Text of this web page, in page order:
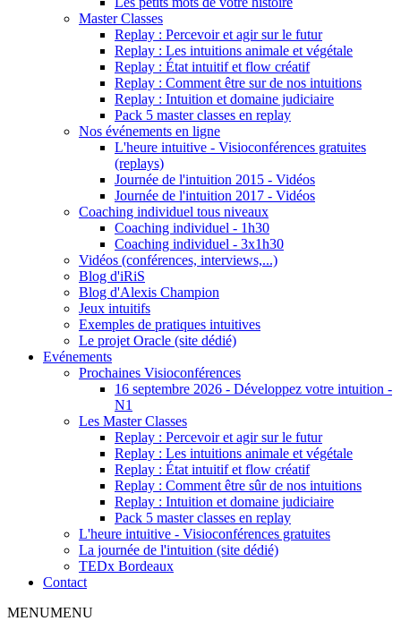
Master Classes
Replay : Percevoir et agir sur le futur
Replay : Les intuitions animale et végétale
Replay : État intuitif et flow créatif
Replay : Comment être sur de nos intuitions
Replay : Intuition et domaine judiciaire
Pack 5 master classes en replay
Nos événements en ligne
L'heure intuitive - Visioconférences gratuites
(replays)
Journée de l'intuition 2015 - Vidéos
Journée de l'intuition 2017 - Vidéos
Coaching individuel tous niveaux
Coaching individuel - 1h30
Coaching individuel - 3x1h30
Vidéos (conférences, interviews,...)
Blog d'iRiS
Blog d'Alexis Champion
Jeux intuitifs
Exemples de pratiques intuitives
Le projet Oracle (site dédié)
Evénements
Prochaines Visioconférences
16 septembre 2026 - Développez votre intuition -
N1
Les Master Classes
Replay : Percevoir et agir sur le futur
Replay : Les intuitions animale et végétale
Replay : État intuitif et flow créatif
Replay : Comment être sûr de nos intuitions
Replay : Intuition et domaine judiciaire
Pack 5 master classes en replay
L'heure intuitive - Visioconférences gratuites
La journée de l'intuition (site dédié)
TEDx Bordeaux
Contact
MENUMENU